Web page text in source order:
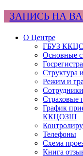
ЗАПИСЬ НА
О Центре
ГБУЗ
Основные
Структура
Режим и
Сотрудники
Страховые
График
ККЦОЗШ
Телефоны
Схема
Книга